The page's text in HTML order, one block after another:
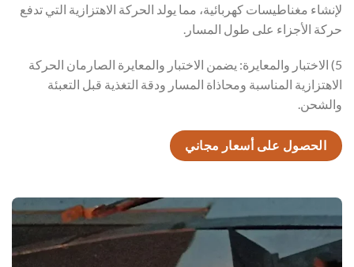
لإنشاء مغناطيسات كهربائية، مما يولد الحركة الاهتزازية التي تدفع
حركة الأجزاء على طول المسار.
5) الاختبار والمعايرة: يضمن الاختبار والمعايرة الصارمان الحركة
الاهتزازية المناسبة ومحاذاة المسار ودقة التغذية قبل التعبئة
والشحن.
الحصول على أسعار مجاني